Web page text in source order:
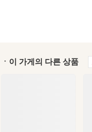
ㆍ이 가게의 다른 상품